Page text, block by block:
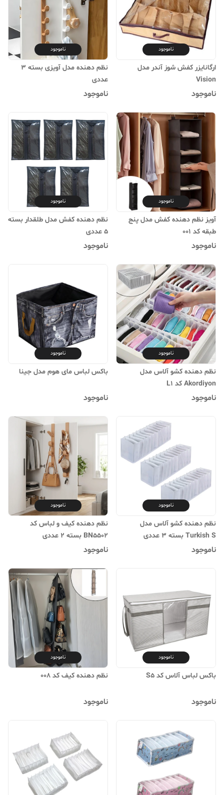
ناموجود
ارگانایزر کفش شوز آندر مدل
Vision
ناموجود
ناموجود
نظم دهنده مدل آویزی بسته 3
عددی
ناموجود
ناموجود
آویز نظم دهنده کفش مدل پنج
طبقه کد 001
ناموجود
ناموجود
نظم دهنده کفش مدل طلقدار بسته
5 عددی
ناموجود
ناموجود
نظم دهنده کشو آلاس مدل
Akordiyon کد L1
ناموجود
ناموجود
باکس لباس مای هوم مدل جینا
ناموجود
ناموجود
نظم دهنده کشو آلاس مدل
Turkish S بسته 3 عددی
ناموجود
ناموجود
نظم دهنده کیف و لباس کد
BN5502 بسته 2 عددی
ناموجود
ناموجود
باکس لباس آلاس کد S5
ناموجود
ناموجود
نظم دهنده کیف کد 008
ناموجود